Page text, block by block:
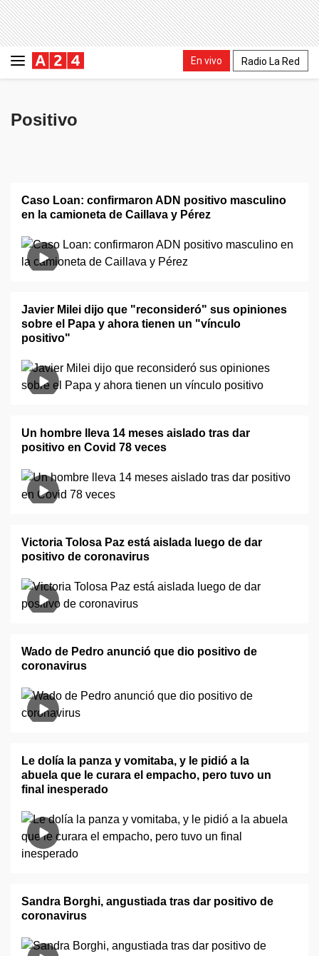
En vivo Radio La Red
Positivo
Caso Loan: confirmaron ADN positivo masculino
en la camioneta de Caillava y Pérez
Javier Milei dijo que "reconsideró" sus opiniones
sobre el Papa y ahora tienen un "vínculo
positivo"
Un hombre lleva 14 meses aislado tras dar
positivo en Covid 78 veces
Victoria Tolosa Paz está aislada luego de dar
positivo de coronavirus
Wado de Pedro anunció que dio positivo de
coronavirus
Le dolía la panza y vomitaba, y le pidió a la
abuela que le curara el empacho, pero tuvo un
final inesperado
Sandra Borghi, angustiada tras dar positivo de
coronavirus